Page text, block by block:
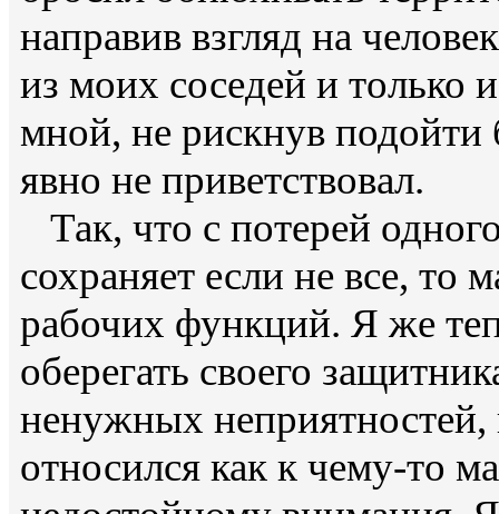
направив взгляд на
из моих соседей и только
мной, не рискнув
явно не приветствовал.
Так, что с потерей
сохраняет если не все, то
рабочих функций. Я же
оберегать своего
ненужных
относился как к чему-то